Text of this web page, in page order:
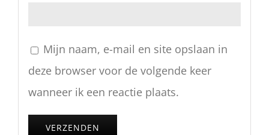
Mijn naam, e-mail en site opslaan in
deze browser voor de volgende keer
wanneer ik een reactie plaats.